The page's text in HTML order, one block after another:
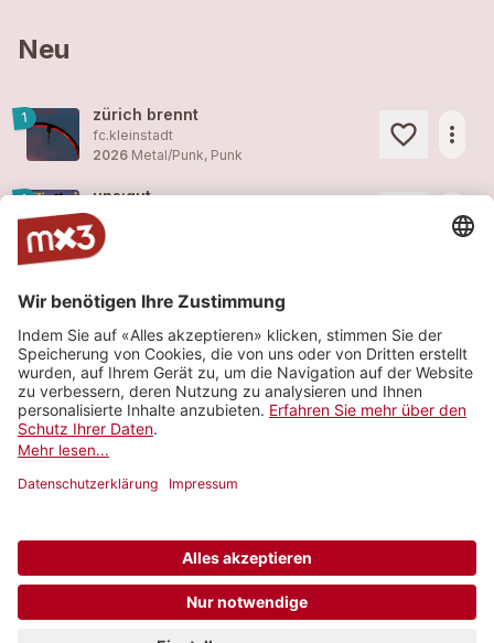
Neu
1 zürich brennt
fc.kleinstadt
2026 Metal/Punk, Punk
more_horiz
1 uns:gut
fc.kleinstadt
2025
more_horiz
fc.kleinstadt
Curva Nord (Demo 2021)
fc.kleinstadt
2021 Rock
more_horiz
Normal (Demo 2021)
fc.kleinstadt
2021Metal/Punk, Punk